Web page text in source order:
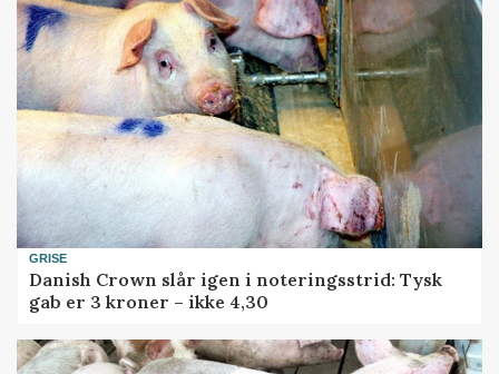
GRISE
Danish Crown slår igen i noteringsstrid: Tysk
gab er 3 kroner – ikke 4,30